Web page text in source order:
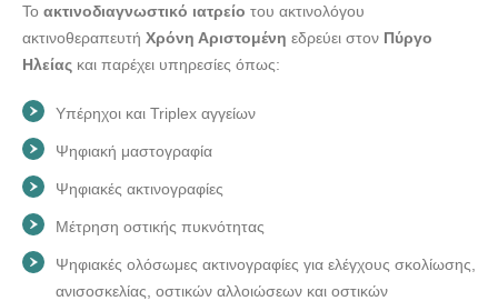
Το ακτινοδιαγνωστικό ιατρείο του ακτινολόγου
ακτινοθεραπευτή Χρόνη Αριστομένη εδρεύει στον Πύργο
Ηλείας και παρέχει υπηρεσίες όπως:
Υπέρηχοι και Triplex αγγείων
Ψηφιακή μαστογραφία
Ψηφιακές ακτινογραφίες
Μέτρηση οστικής πυκνότητας
Ψηφιακές ολόσωμες ακτινογραφίες για ελέγχους σκολίωσης,
ανισοσκελίας, οστικών αλλοιώσεων και οστικών